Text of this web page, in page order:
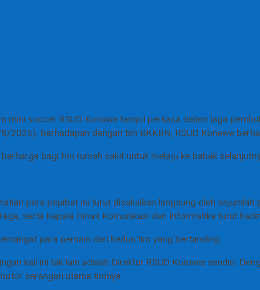
mini soccer RSUD Konawe tampil perkasa dalam laga
2025). Berhadapan dengan tim BKKBN, RSUD Konawe
bagi tim rumah sakit untuk melaju ke babak
para pejabat ini turut disaksikan langsung oleh
serta Kepala Dinas Komunikasi dan Informatika turut
para pemain dari kedua tim yang bertanding.
kali ini tak lain adalah Direktur RSUD Konawe sendiri.
serangan utama timnya.